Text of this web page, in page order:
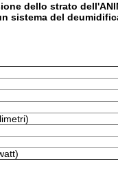
dello strato
sistema del